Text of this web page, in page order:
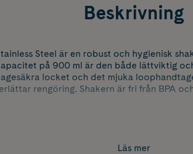
Beskrivning
Steel är en robust och hygienisk
på 900 ml är den både lättviktig
locket och det mjuka
rengöring. Shakern är fri från BPA och
Läs mer